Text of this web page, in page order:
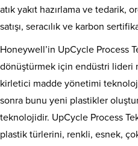
atık yakıt hazırlama ve tedarik,
satışı, seracılık ve karbon
Honeywell’in UpCycle Process
dönüştürmek için endüstri lideri
kirletici madde yönetimi
sonra bunu yeni plastikler
teknolojidir. UpCycle Process
plastik türlerini, renkli, esnek,